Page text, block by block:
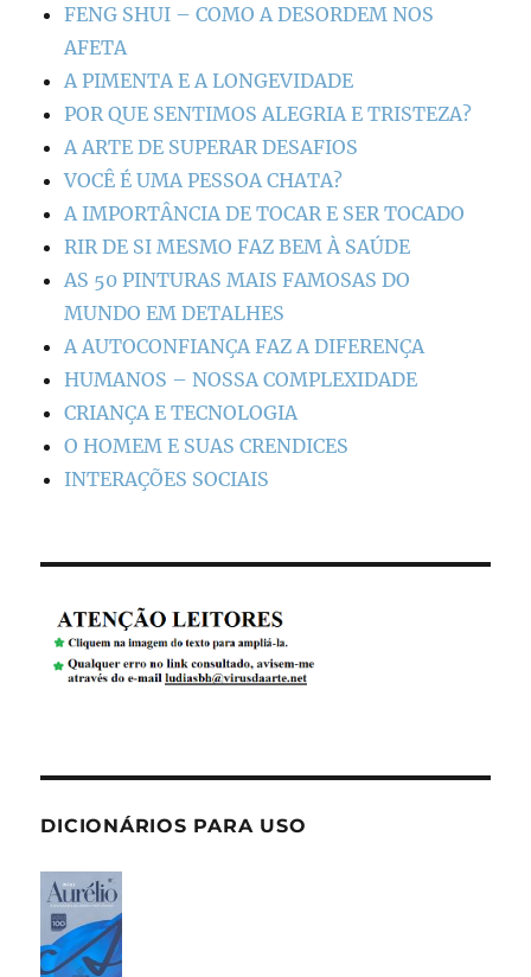
FENG SHUI – COMO A DESORDEM NOS
AFETA
A PIMENTA E A LONGEVIDADE
POR QUE SENTIMOS ALEGRIA E TRISTEZA?
A ARTE DE SUPERAR DESAFIOS
VOCÊ É UMA PESSOA CHATA?
A IMPORTÂNCIA DE TOCAR E SER TOCADO
RIR DE SI MESMO FAZ BEM À SAÚDE
AS 50 PINTURAS MAIS FAMOSAS DO
MUNDO EM DETALHES
A AUTOCONFIANÇA FAZ A DIFERENÇA
HUMANOS – NOSSA COMPLEXIDADE
CRIANÇA E TECNOLOGIA
O HOMEM E SUAS CRENDICES
INTERAÇÕES SOCIAIS
DICIONÁRIOS PARA USO